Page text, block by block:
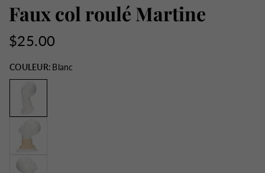
Faux col roulé Martine
$25.00
COULEUR: Blanc